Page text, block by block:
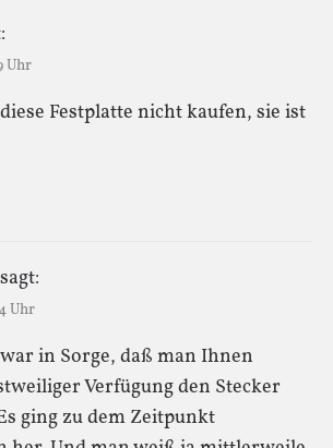
Uhr
Festplatte nicht kaufen, sie ist
sagt:
Uhr
in Sorge, daß man Ihnen
Verfügung den Stecker
ging zu dem Zeitpunkt